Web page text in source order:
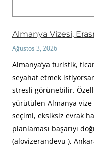
Almanya Vizesi,
Ağustos 3, 2026
Almanya’ya turistik,
seyahat etmek
stresli görünebilir.
yürütülen Almanya
seçimi, eksiksiz evrak
planlaması başarıyı
(alovizerandevu ),